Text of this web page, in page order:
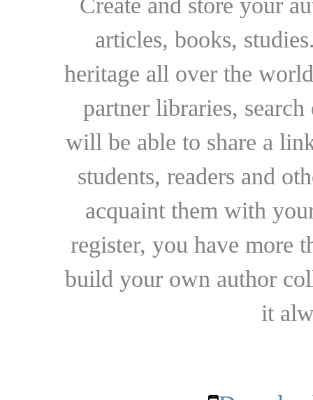
Create and store your
articles, books,
heritage all over the
partner libraries,
will be able to share a
students, readers and
acquaint them with
register, you have more
build your own author
it